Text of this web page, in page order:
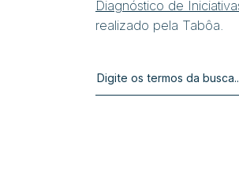
Diagnóstico de
realizado pela Tabôa.